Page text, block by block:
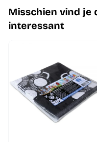
Misschien vind je
interessant